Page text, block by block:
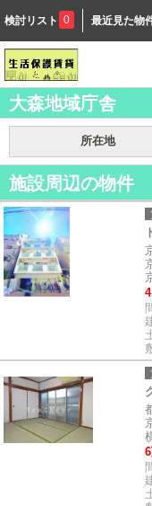
検討リスト 0 最近見た物
大森地域庁舎
所在地
施設周辺の物件